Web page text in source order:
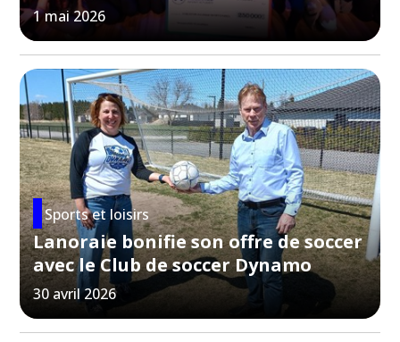
1 mai 2026
Sports et loisirs
Lanoraie bonifie son offre de soccer
avec le Club de soccer Dynamo
30 avril 2026